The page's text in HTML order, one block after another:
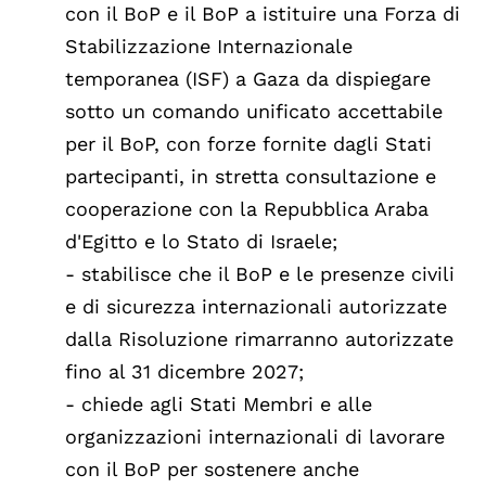
con il BoP e il BoP a istituire una Forza di
Stabilizzazione Internazionale
temporanea (ISF) a Gaza da dispiegare
sotto un comando unificato accettabile
per il BoP, con forze fornite dagli Stati
partecipanti, in stretta consultazione e
cooperazione con la Repubblica Araba
d'Egitto e lo Stato di Israele;
- stabilisce che il BoP e le presenze civili
e di sicurezza internazionali autorizzate
dalla Risoluzione rimarranno autorizzate
fino al 31 dicembre 2027;
- chiede agli Stati Membri e alle
organizzazioni internazionali di lavorare
con il BoP per sostenere anche